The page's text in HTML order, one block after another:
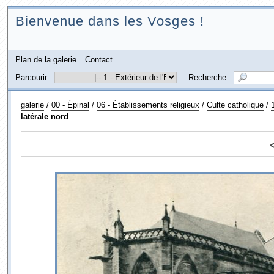
Bienvenue dans les Vosges !
Plan de la galerie
Contact
Parcourir :
Recherche:
galerie/ 00 - Épinal / 06 - Établissements religieux/ Culte catholique/
latérale nord